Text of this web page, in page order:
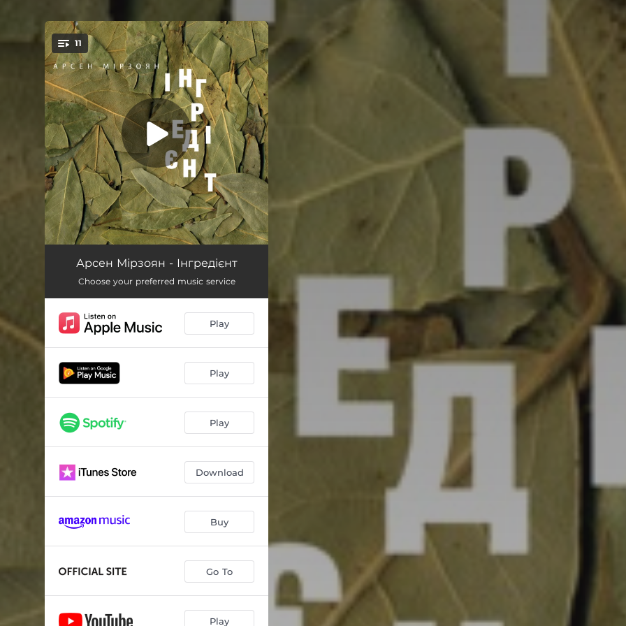
You're all set!
11
Інспектор Час 03:46
По той бік 02:53
Вулиці 03:26
Королева
Інгредієнт 04:09
Межа 04:06
Вулкан 03:46
Іграшкова зброя (feat. Олег Собчук) 04:38
03:37
Арсен Мірзоян - Інгредієнт
Choose your preferred music service
Play
Play
Play
Download
Buy
Go To
Play